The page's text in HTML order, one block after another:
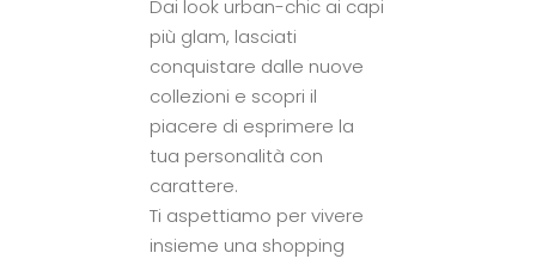
Dai look urban-chic ai capi
più glam, lasciati
conquistare dalle nuove
collezioni e scopri il
piacere di esprimere la
tua personalità con
carattere.
Ti aspettiamo per vivere
insieme una shopping